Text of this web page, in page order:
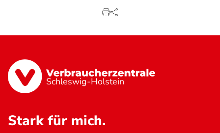
Schleswig-Holstein
Stark für mich.